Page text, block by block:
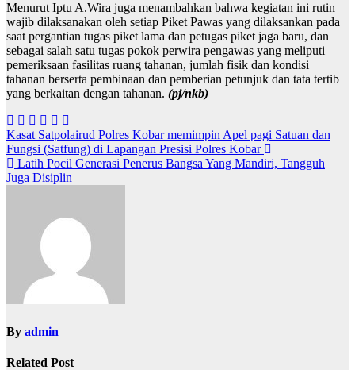
Menurut Iptu A.Wira juga menambahkan bahwa kegiatan ini rutin
wajib dilaksanakan oleh setiap Piket Pawas yang dilaksankan pada
saat pergantian tugas piket lama dan petugas piket jaga baru, dan
sebagai salah satu tugas pokok perwira pengawas yang meliputi
pemeriksaan fasilitas ruang tahanan, jumlah fisik dan kondisi
tahanan berserta pembinaan dan pemberian petunjuk dan tata tertib
yang berkaitan dengan tahanan. (pj/nkb)
N
a
v
p
o
Kasat Satpolairud Polres Kobar memimpin Apel pagi Satuan dan
Fungsi (Satfung) di Lapangan Presisi Polres Kobar
Latih Pocil Generasi Penerus Bangsa Yang Mandiri, Tangguh
Juga Disiplin
By admin
Related Post